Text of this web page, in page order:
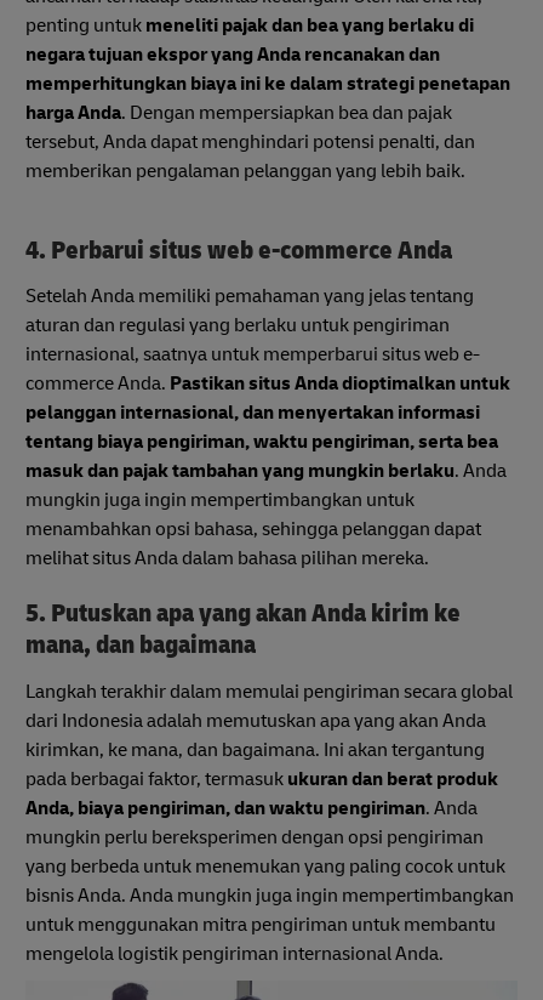
penting untuk meneliti pajak dan bea yang berlaku di
negara tujuan ekspor yang Anda rencanakan dan
memperhitungkan biaya ini ke dalam strategi penetapan
harga Anda. Dengan mempersiapkan bea dan pajak
tersebut, Anda dapat menghindari potensi penalti, dan
memberikan pengalaman pelanggan yang lebih baik.
4. Perbarui situs web e-commerce Anda
Setelah Anda memiliki pemahaman yang jelas tentang
aturan dan regulasi yang berlaku untuk pengiriman
internasional, saatnya untuk memperbarui situs web e-
commerce Anda. Pastikan situs Anda dioptimalkan untuk
pelanggan internasional, dan menyertakan informasi
tentang biaya pengiriman, waktu pengiriman, serta bea
masuk dan pajak tambahan yang mungkin berlaku. Anda
mungkin juga ingin mempertimbangkan untuk
menambahkan opsi bahasa, sehingga pelanggan dapat
melihat situs Anda dalam bahasa pilihan mereka.
5. Putuskan apa yang akan Anda kirim ke
mana, dan bagaimana
Langkah terakhir dalam memulai pengiriman secara global
dari Indonesia adalah memutuskan apa yang akan Anda
kirimkan, ke mana, dan bagaimana. Ini akan tergantung
pada berbagai faktor, termasuk ukuran dan berat produk
Anda, biaya pengiriman, dan waktu pengiriman. Anda
mungkin perlu bereksperimen dengan opsi pengiriman
yang berbeda untuk menemukan yang paling cocok untuk
bisnis Anda. Anda mungkin juga ingin mempertimbangkan
untuk menggunakan mitra pengiriman untuk membantu
mengelola logistik pengiriman internasional Anda.